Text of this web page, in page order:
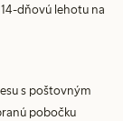
dňovú lehotu na
s poštovným
pobočku